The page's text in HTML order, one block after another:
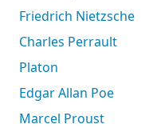
Friedrich Nietzsche
Charles Perrault
Platon
Edgar Allan Poe
Marcel Proust